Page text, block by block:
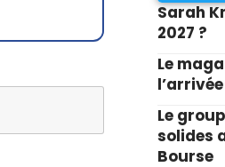
Sarah
2027 ?
Le
Le
solides
Bourse